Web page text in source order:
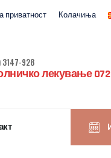
приватност Колачиња
3147-928
лекување 072